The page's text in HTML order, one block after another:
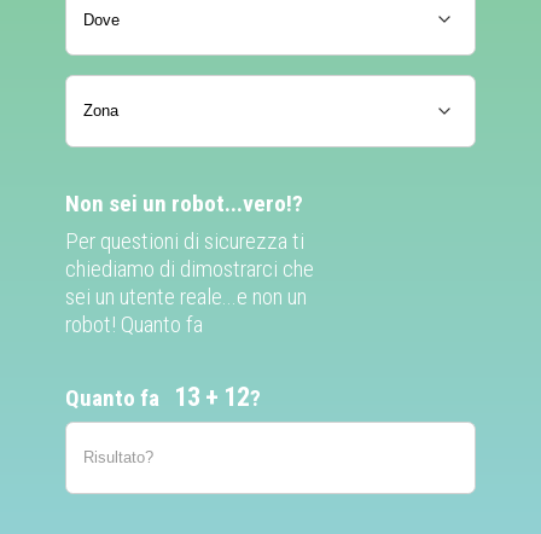
Non sei un robot...vero!?
Per questioni di sicurezza ti
chiediamo di dimostrarci che
sei un utente reale...e non un
robot! Quanto fa
Quanto fa 13 12?